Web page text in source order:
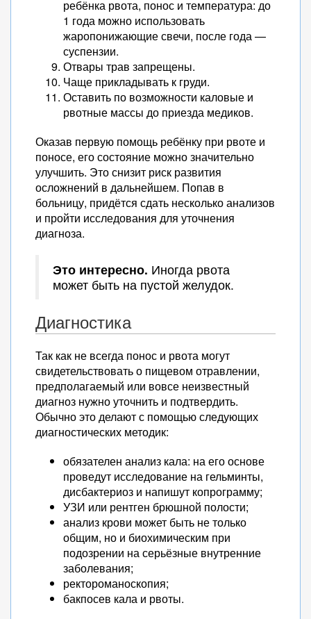
ребёнка рвота, понос и температура: до
1 года можно использовать
жаропонижающие свечи, после года —
суспензии.
Отвары трав запрещены.
Чаще прикладывать к груди.
Оставить по возможности каловые и
рвотные массы до приезда медиков.
Оказав первую помощь ребёнку при рвоте и
поносе, его состояние можно значительно
улучшить. Это снизит риск развития
осложнений в дальнейшем. Попав в
больницу, придётся сдать несколько анализов
и пройти исследования для уточнения
диагноза.
Это интересно. Иногда рвота
может быть на пустой желудок.
Диагностика
Так как не всегда понос и рвота могут
свидетельствовать о пищевом отравлении,
предполагаемый или вовсе неизвестный
диагноз нужно уточнить и подтвердить.
Обычно это делают с помощью следующих
диагностических методик:
обязателен анализ кала: на его основе
проведут исследование на гельминты,
дисбактериоз и напишут копрограмму;
УЗИ или рентген брюшной полости;
анализ крови может быть не только
общим, но и биохимическим при
подозрении на серьёзные внутренние
заболевания;
ректороманоскопия;
бакпосев кала и рвоты.